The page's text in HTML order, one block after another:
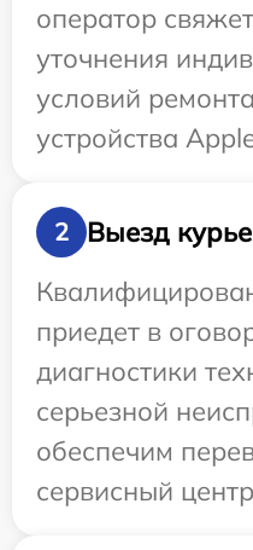
оператор
уточнения
условий
устройства
2
Выезд
приедет в
диагностики
серьезной
обеспечим
сервисный